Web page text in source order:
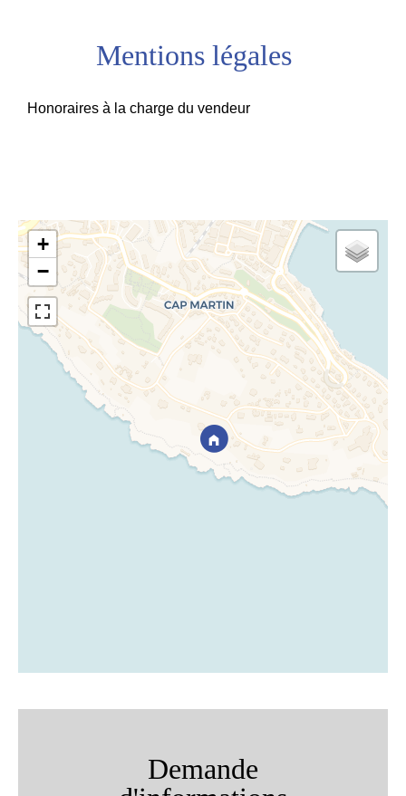
Mentions légales
Honoraires à la charge du vendeur
+
−
Demande